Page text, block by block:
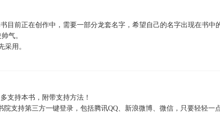
目前正在创作中，需要一部分龙套名字，希望自己的名字出现在书
气。
采用。
支持本书，附带支持方法！
持第三方一键登录，包括腾讯QQ、新浪微博、微信，只要轻轻一